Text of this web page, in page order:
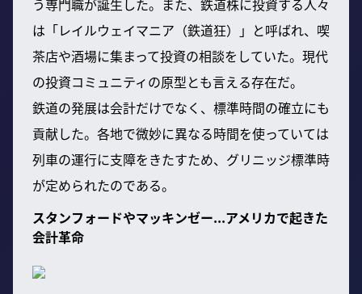
は「レイルウェイマニア（鉄道狂）」と呼ばれ、喫
茶店や酒場に集まって投資の相談をしていた。現代
の投資コミュニティの原型とも言える存在だ。
鉄道の発展は会計だけでなく、標準時間の確立にも
貢献した。各地で微妙に異なる時間を使っていては
列車の運行に支障をきたすため、グリニッジ標準時
が定められたのである。
スタンフォードやマッキンゼー...アメリカで起きた
会計革命